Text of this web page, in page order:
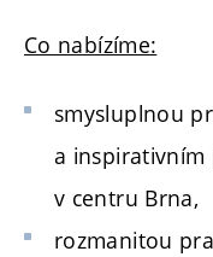
Co nabízíme:
smysluplnou
a
v centru Brna,
rozmanitou